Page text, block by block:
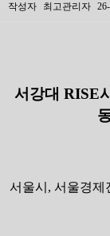
작성자 최고관리자
서강대 RISE
서울시 , 서울경제